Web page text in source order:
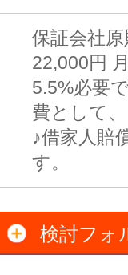
保証会社
22,000円
5.5%必要
費として
♪借家人賠
す。
検討フォ